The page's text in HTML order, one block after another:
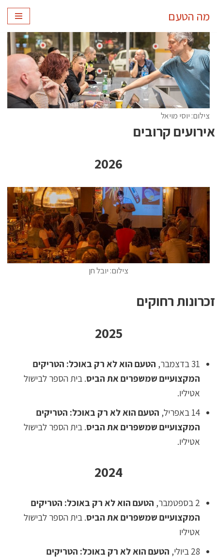
to
content
מה הטעם
צילום: יוסי מויאל
אירועים קרובים
2026
צילום: יובל חן
זכרונות רחוקים
2025
31 בדצמבר,
הטעם הוא לא רק באוכל: הטריקים
המקצועיים שמשפרים את הביס. בית הספר לבישול
אטיליו.
14 באפריל,
הטעם הוא לא רק באוכל: הטריקים
המקצועיים שמשפרים את הביס. בית הספר לבישול
אטיליו.
2024
2 בספטמבר,
הטעם הוא לא רק באוכל: הטריקים
המקצועיים שמשפרים את הביס. בית הספר לבישול
אטיליו
28 ביולי,
הטעם הוא לא רק באוכל: הטריקים